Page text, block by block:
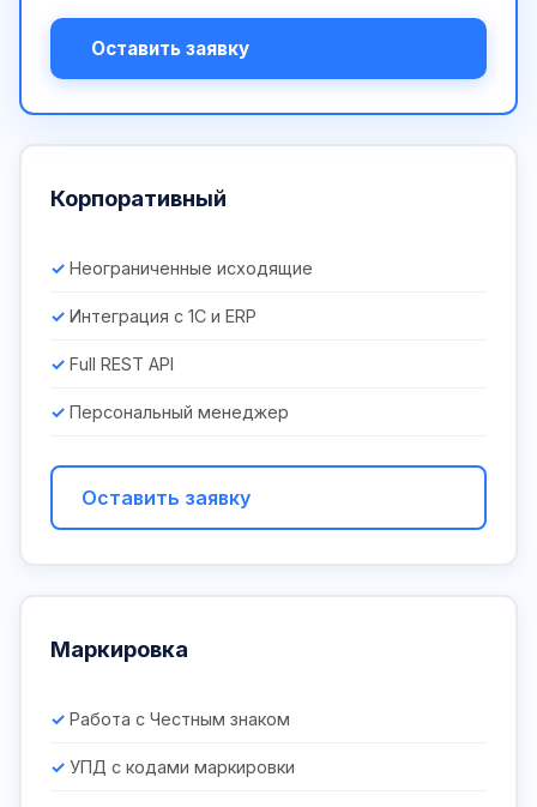
Оставить заявку
Корпоративный
Неограниченные исходящие
Интеграция с 1С и ERP
Full REST API
Персональный менеджер
Оставить заявку
Маркировка
Работа с Честным знаком
УПД с кодами маркировки